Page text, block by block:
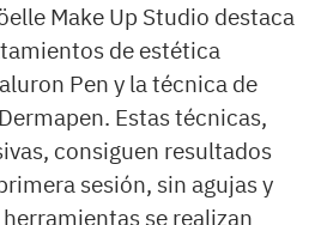
Make Up Studio destaca
de estética
Pen y la técnica de
Estas técnicas,
consiguen resultados
sesión, sin agujas y
se realizan